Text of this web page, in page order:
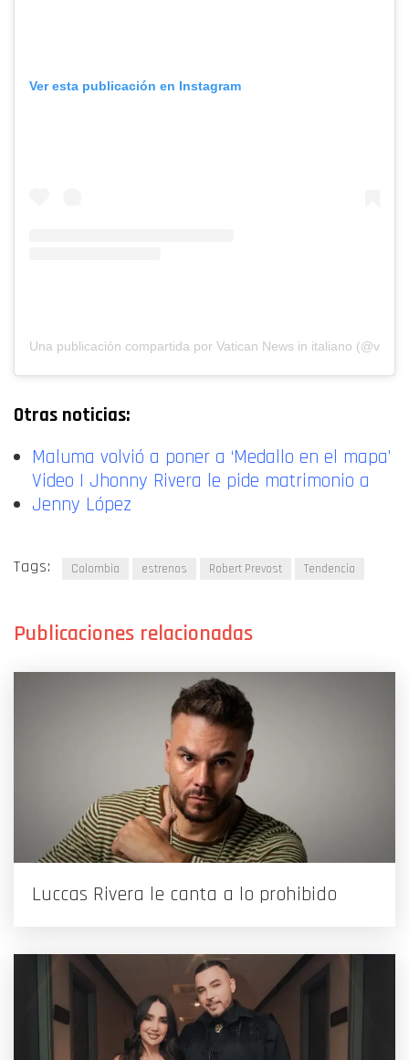
Ver esta publicación en Instagram
Una publicación compartida por Vatican News in italiano
Otras noticias:
Maluma volvió a poner a ‘Medallo en el mapa’
Video | Jhonny Rivera le pide matrimonio a
Jenny López
Tags: Colombia estrenos Robert Prevost Tendencia
Luccas Rivera le canta a lo prohibido